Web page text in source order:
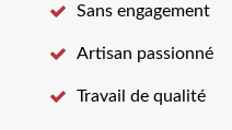
Sans engagement
Artisan passionné
Travail de qualité